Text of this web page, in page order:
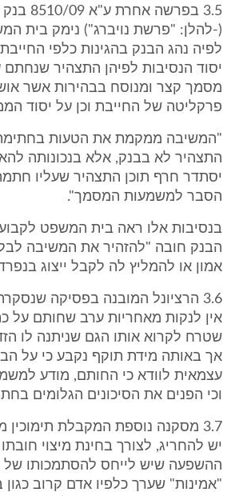
3.5
(-להלן: "פרשת נויברג") נימק בית
לפיה נהג הבנק בהגינות כלפי
יסוד הנסיבות לפיהן התצהיר שנחתם
מסמך קצר ומנוסח בבהירות אשר
פרקליטה של החייבת וכן על יסוד
"המשיבה ממקמת את הטעות
התצהיר לא בבנק, אלא בנכונותה
יסתדר חרף תוכן התצהיר שעליו
הסבר למשמעות המסמך".
בנסיבות אלו ראה בית המשפט
הבנק חובה "להזהיר את המשיבה
אמון או להמליץ לה לקבל ייצוג
3.6 הרציונל המובנה בפסיקה
אין לנקות מאחריות ערב שחותם על
שטרח לקרוא אותו הגם שניתנה לו
אך באותה מידת תוקף נקבע כי על
עצמאית לוודא כי החותם, מודע
וכי הפנים את הסיכונים הגלומים
3.7 מסקנה נוספת המקבלת תימוכין
יש להחריג, לצורך בחינת מיצוי
ההשפעה שיש לייחס להסתמכותו
"אמינות" שערך כלפיו אדם קרוב כגון